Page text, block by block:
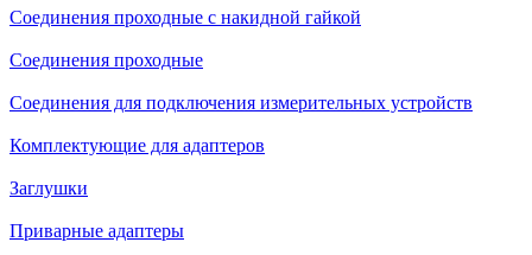
Соединения проходные с накидной гайкой
Соединения проходные
Соединения для подключения измерительных устройств
Комплектующие для адаптеров
Заглушки
Приварные адаптеры